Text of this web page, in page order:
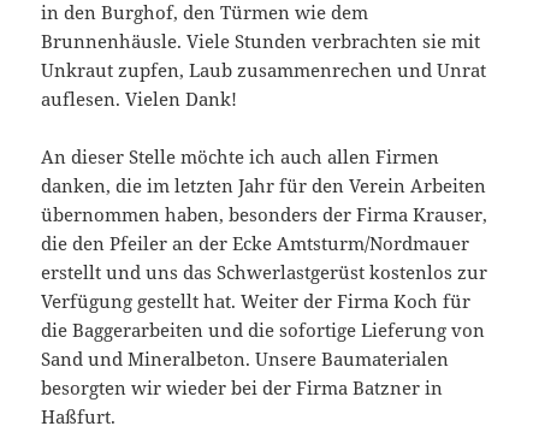
in den Burghof, den Türmen wie dem
Brunnenhäusle. Viele Stunden verbrachten sie mit
Unkraut zupfen, Laub zusammenrechen und Unrat
auflesen. Vielen Dank!
An dieser Stelle möchte ich auch allen Firmen
danken, die im letzten Jahr für den Verein Arbeiten
übernommen haben, besonders der Firma Krauser,
die den Pfeiler an der Ecke Amtsturm/Nordmauer
erstellt und uns das Schwerlastgerüst kostenlos zur
Verfügung gestellt hat. Weiter der Firma Koch für
die Baggerarbeiten und die sofortige Lieferung von
Sand und Mineralbeton. Unsere Baumaterialen
besorgten wir wieder bei der Firma Batzner in
Haßfurt.